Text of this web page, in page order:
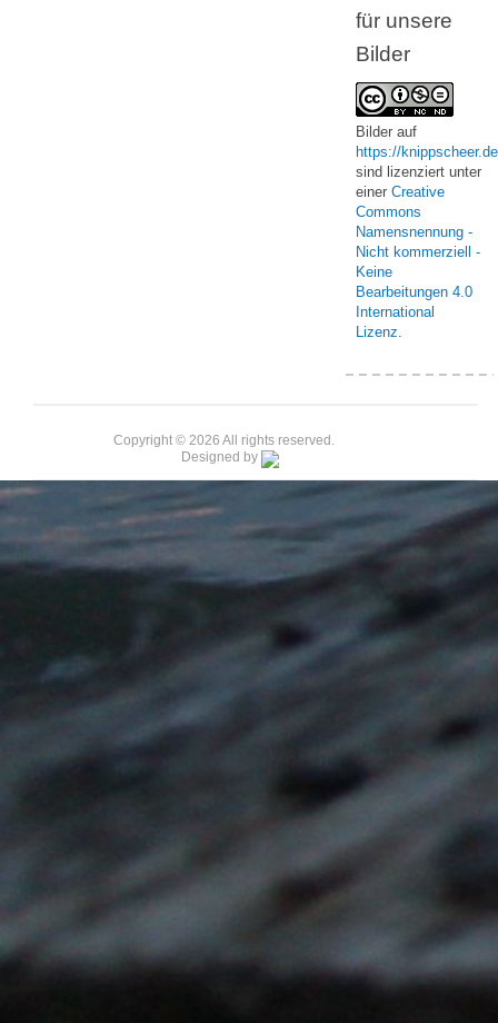
für unsere
Bilder
Bilder auf
https://knippscheer.de
sind lizenziert unter
einer Creative
Commons
Namensnennung -
Nicht kommerziell -
Keine
Bearbeitungen 4.0
International
Lizenz.
Copyright © 2026 All rights reserved.
Designed by